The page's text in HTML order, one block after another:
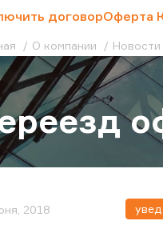
договорОферта
О компании Новости
2018